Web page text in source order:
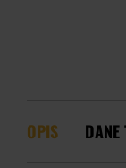
OPIS DANE